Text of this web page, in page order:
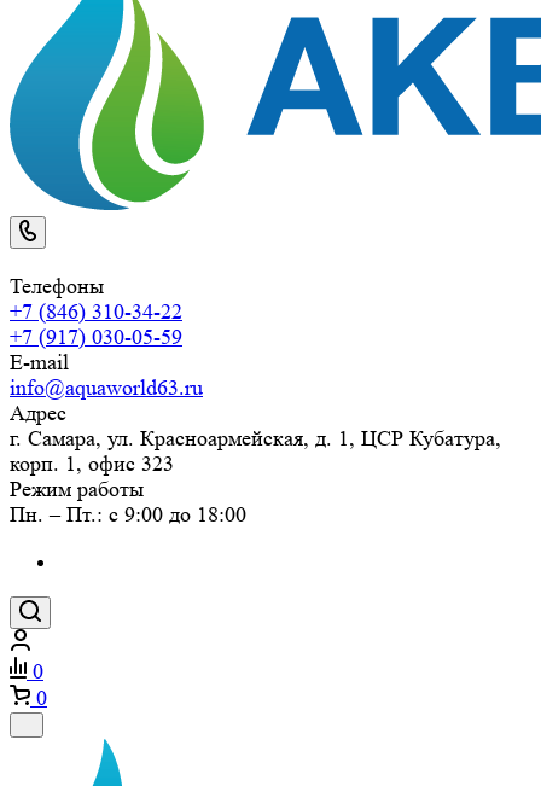
Телефоны
+7 (846) 310-34-22
+7 (917) 030-05-59
E-mail
info@aquaworld63.ru
Адрес
г. Самара, ул. Красноармейская, д. 1, ЦСР Кубатура,
корп. 1, офис 323
Режим работы
Пн. – Пт.: с 9:00 до 18:00
0
0